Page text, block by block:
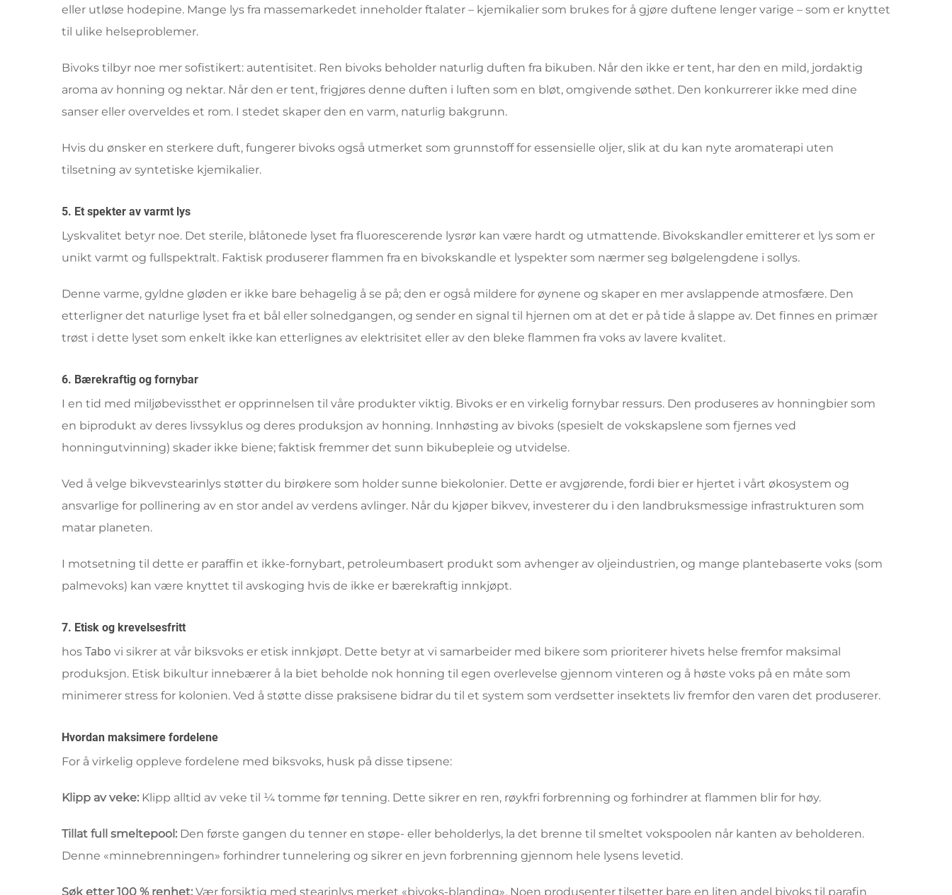
eller utløse hodepine. Mange lys fra massemarkedet inneholder ftalater – kjemikalier som brukes for å gjøre duftene lenger varige – som er knyttet
til ulike helseproblemer.
Bivoks tilbyr noe mer sofistikert: autentisitet. Ren bivoks beholder naturlig duften fra bikuben. Når den ikke er tent, har den en mild, jordaktig
aroma av honning og nektar. Når den er tent, frigjøres denne duften i luften som en bløt, omgivende søthet. Den konkurrerer ikke med dine
sanser eller overveldes et rom. I stedet skaper den en varm, naturlig bakgrunn.
Hvis du ønsker en sterkere duft, fungerer bivoks også utmerket som grunnstoff for essensielle oljer, slik at du kan nyte aromaterapi uten
tilsetning av syntetiske kjemikalier.
5. Et spekter av varmt lys
Lyskvalitet betyr noe. Det sterile, blåtonede lyset fra fluorescerende lysrør kan være hardt og utmattende. Bivokskandler emitterer et lys som er
unikt varmt og fullspektralt. Faktisk produserer flammen fra en bivokskandle et lyspekter som nærmer seg bølgelengdene i sollys.
Denne varme, gyldne gløden er ikke bare behagelig å se på; den er også mildere for øynene og skaper en mer avslappende atmosfære. Den
etterligner det naturlige lyset fra et bål eller solnedgangen, og sender en signal til hjernen om at det er på tide å slappe av. Det finnes en primær
trøst i dette lyset som enkelt ikke kan etterlignes av elektrisitet eller av den bleke flammen fra voks av lavere kvalitet.
6. Bærekraftig og fornybar
I en tid med miljøbevissthet er opprinnelsen til våre produkter viktig. Bivoks er en virkelig fornybar ressurs. Den produseres av honningbier som
en biprodukt av deres livssyklus og deres produksjon av honning. Innhøsting av bivoks (spesielt de vokskapslene som fjernes ved
honningutvinning) skader ikke biene; faktisk fremmer det sunn bikubepleie og utvidelse.
Ved å velge bikvevstearinlys støtter du birøkere som holder sunne biekolonier. Dette er avgjørende, fordi bier er hjertet i vårt økosystem og
ansvarlige for pollinering av en stor andel av verdens avlinger. Når du kjøper bikvev, investerer du i den landbruksmessige infrastrukturen som
matar planeten.
I motsetning til dette er paraffin et ikke-fornybart, petroleumbasert produkt som avhenger av oljeindustrien, og mange plantebaserte voks (som
palmevoks) kan være knyttet til avskoging hvis de ikke er bærekraftig innkjøpt.
7. Etisk og krevelsesfritt
hos Tabo vi sikrer at vår biksvoks er etisk innkjøpt. Dette betyr at vi samarbeider med bikere som prioriterer hivets helse fremfor maksimal
produksjon. Etisk bikultur innebærer å la biet beholde nok honning til egen overlevelse gjennom vinteren og å høste voks på en måte som
minimerer stress for kolonien. Ved å støtte disse praksisene bidrar du til et system som verdsetter insektets liv fremfor den varen det produserer.
Hvordan maksimere fordelene
For å virkelig oppleve fordelene med biksvoks, husk på disse tipsene:
Klipp av veke: Klipp alltid av veke til ¼ tomme før tenning. Dette sikrer en ren, røykfri forbrenning og forhindrer at flammen blir for høy.
Tillat full smeltepool: Den første gangen du tenner en støpe- eller beholderlys, la det brenne til smeltet vokspoolen når kanten av beholderen.
Denne «minnebrenningen» forhindrer tunnelering og sikrer en jevn forbrenning gjennom hele lysens levetid.
Søk etter 100 % renhet: Vær forsiktig med stearinlys merket «bivoks-blanding». Noen produsenter tilsetter bare en liten andel bivoks til parafin